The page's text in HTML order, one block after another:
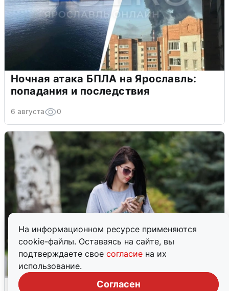
На информационном ресурсе применяются
cookie-файлы. Оставаясь на сайте, вы
подтверждаете свое согласие на их
использование.
Согласен
Ночная атака БПЛА на Ярославль:
попадания и последствия
6 августа 0
Волгоградцы остались без